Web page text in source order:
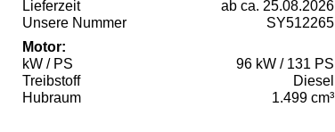
Lieferzeit
ab ca. 25.08.2026
Unsere Nummer
SY512265
Motor:
kW / PS
96 kW / 131 PS
Treibstoff
Diesel
Hubraum
1.499 cm³